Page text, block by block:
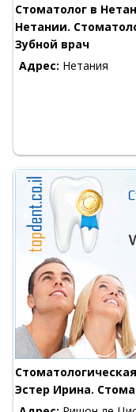
Стоматолог в
Нетании.
Зубной врач
Адрес: Нетания
Эстер Ирина.